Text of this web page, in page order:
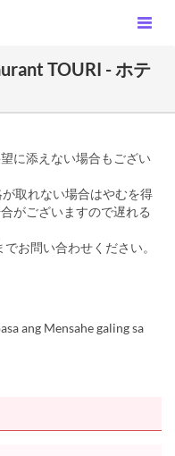
TOURI - ホテ
に添えない場合もござい
取れない場合はやむを得
がございますので遅れる
お問い合わせください。
ang Mensahe galing sa